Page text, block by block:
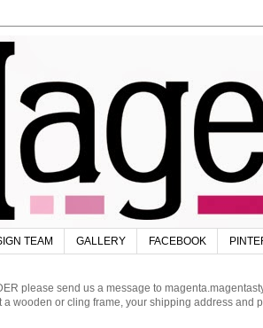
TEAM GALLERY FACEBOOK
please send us a message to
wooden or cling frame, your shipping address